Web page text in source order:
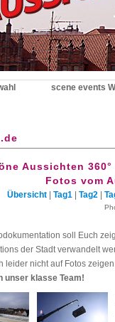
scene events
Aussichten
Fotos vom
Übersicht| Tag1| Tag2|
soll Euch
der Stadt verwandelt
leider nicht auf Fotos
unser klasse Team!